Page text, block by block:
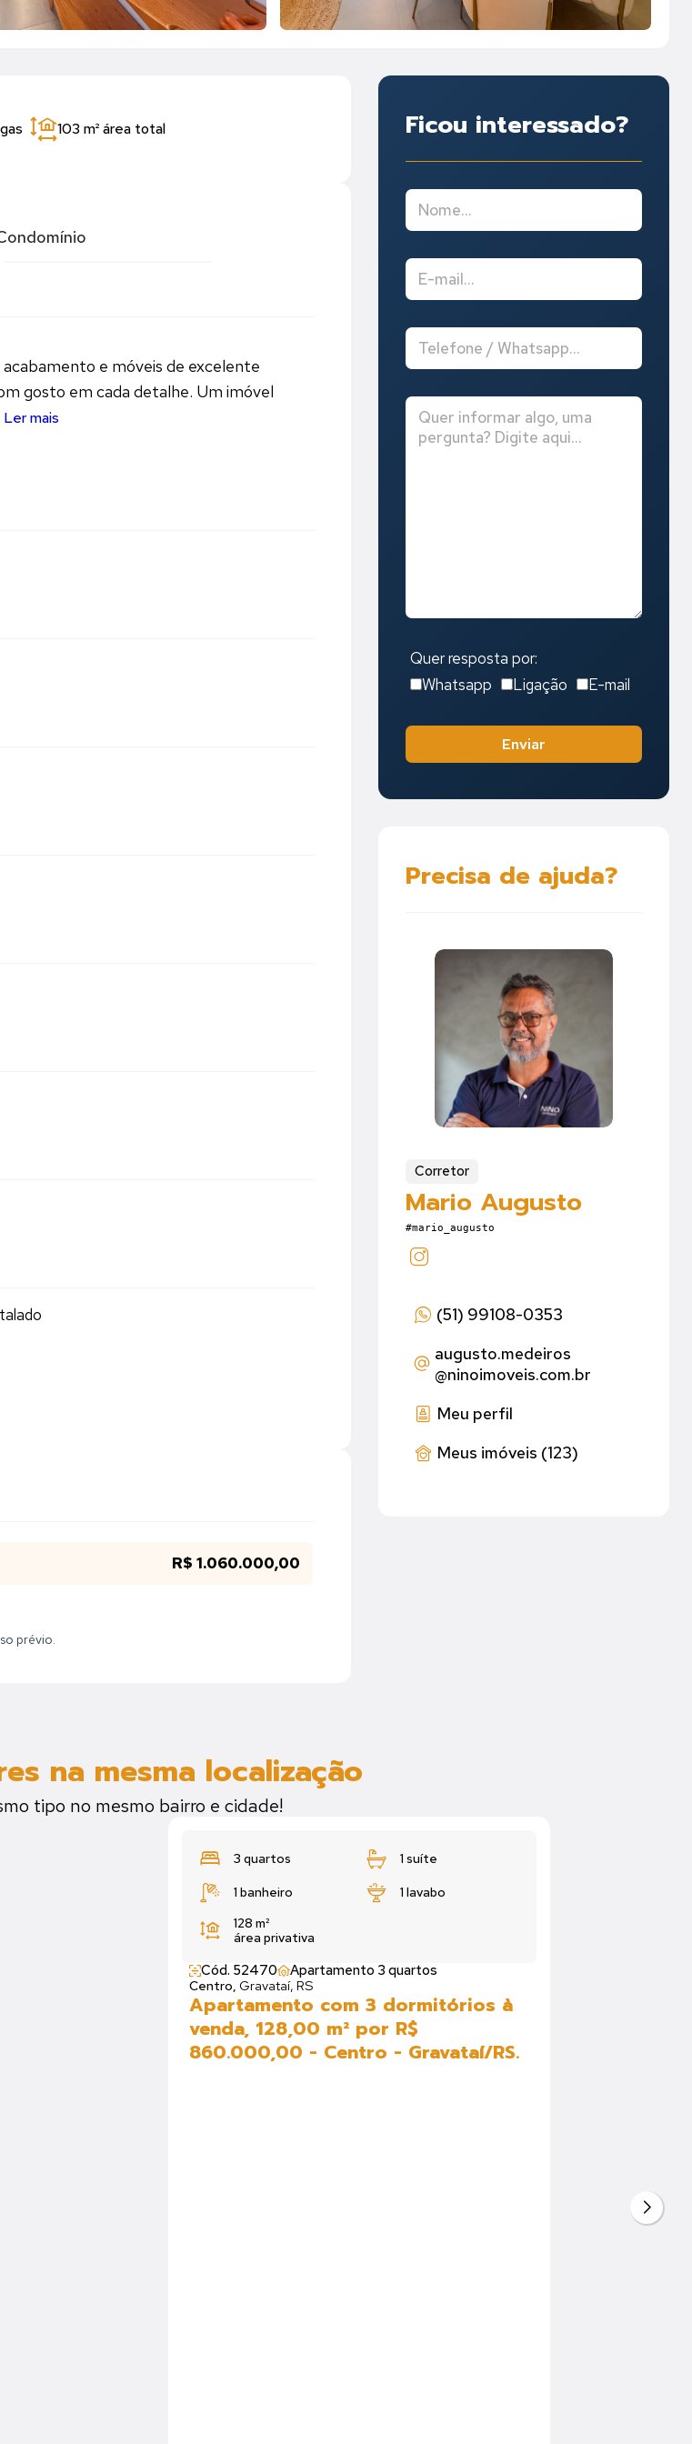
103 m²área total
e móveis de excelente
gosto em cada detalhe. Um imóvel
Ler mais
R$ 1.060.000,00
prévio.
Ficou interessado?
Quer resposta por:
Whatsapp
Ligação E-mail
Enviar
Precisa de ajuda?
Corretor
Mario Augusto
#mario_augusto
(51) 99108-0353
augusto.medeiros
@ninoimoveis.com.br
Meu perfil
Meus imóveis (123)
na mesma localização
tipo no mesmo bairro e cidade!
3 quartos 1 suíte
1 banheiro
1 lavabo
128 m²
área privativa
Cód. 52470 Apartamento 3 quartos
Centro, Gravataí, RS
Apartamento com 3 dormitórios à
venda, 128,00 m² por R$
860.000,00 - Centro - Gravataí/RS.